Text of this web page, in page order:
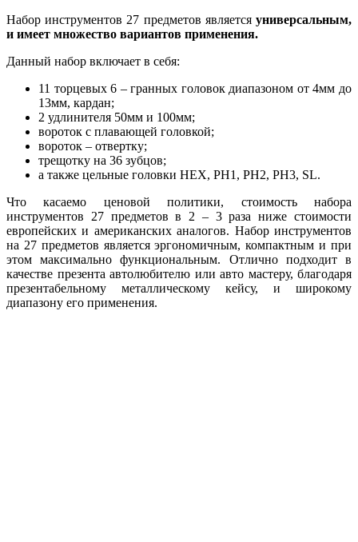
Набор инструментов 27 предметов является универсальным,
и имеет множество вариантов применения.
Данный набор включает в себя:
11 торцевых 6 – гранных головок диапазоном от 4мм до
13мм, кардан;
2 удлинителя 50мм и 100мм;
вороток с плавающей головкой;
вороток – отвертку;
трещотку на 36 зубцов;
а также цельные головки HEX, PH1, PH2, PH3, SL.
Что касаемо ценовой политики, стоимость набора
инструментов 27 предметов в 2 – 3 раза ниже стоимости
европейских и американских аналогов. Набор инструментов
на 27 предметов является эргономичным, компактным и при
этом максимально функциональным. Отлично подходит в
качестве презента автолюбителю или авто мастеру, благодаря
презентабельному металлическому кейсу, и широкому
диапазону его применения.